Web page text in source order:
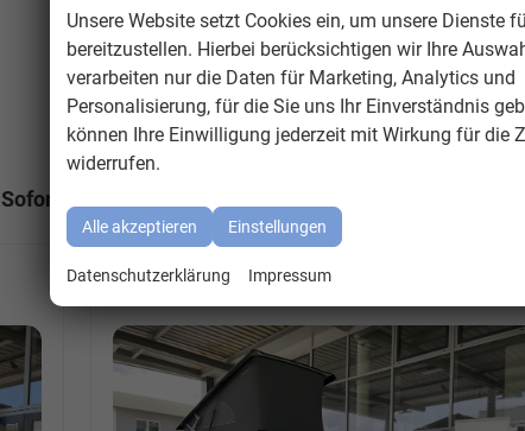
Unsere aktuellen TOP
Sofort verfügbare EU-Neuwagen, Gebrauchtwagen
Volkswagen T6.1 California Beach Tour
Unsere Website setzt Cookies ein, um unsere Dienste
bereitzustellen. Hierbei berücksichtigen wir Ihre
verarbeiten nur die Daten für Marketing, Analytics und
Personalisierung, für die Sie uns Ihr Einverständnis
können Ihre Einwilligung jederzeit mit Wirkung für die
widerrufen.
Alle akzeptieren Einstellungen
Datenschutzerklärung Impressum